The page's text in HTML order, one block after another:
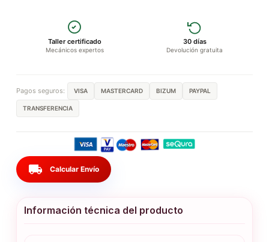
Taller certificado
Mecánicos expertos
30 días
Devolución gratuita
Pagos seguros: VISA MASTERCARD BIZUM PAYPAL
TRANSFERENCIA
local_shipping Calcular Envío
Información técnica del producto